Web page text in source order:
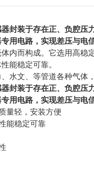
封装于存在正、负腔压
用电路，实现差压与电
内而构成。它选用高
能稳定可靠。
水文、等管道各种气体
封装于存在正、负腔压
用电路，实现差压与电
量轻，安装方便
能稳定可靠